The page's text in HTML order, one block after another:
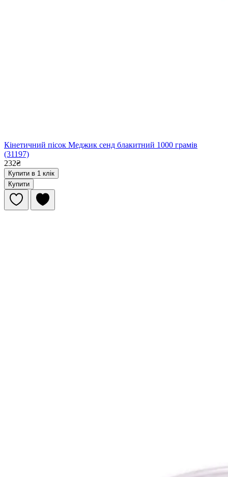
Кінетичний пісок Меджик сенд блакитний 1000 грамів
(31197)
232₴
Купити в 1 клік
Купити